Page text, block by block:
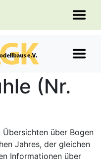
(Nr.
über Bogen
Jahres, der gleichen
Informationen über